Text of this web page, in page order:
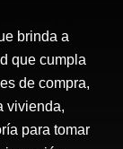
brinda a
que cumpla
de compra,
vivienda,
para tomar